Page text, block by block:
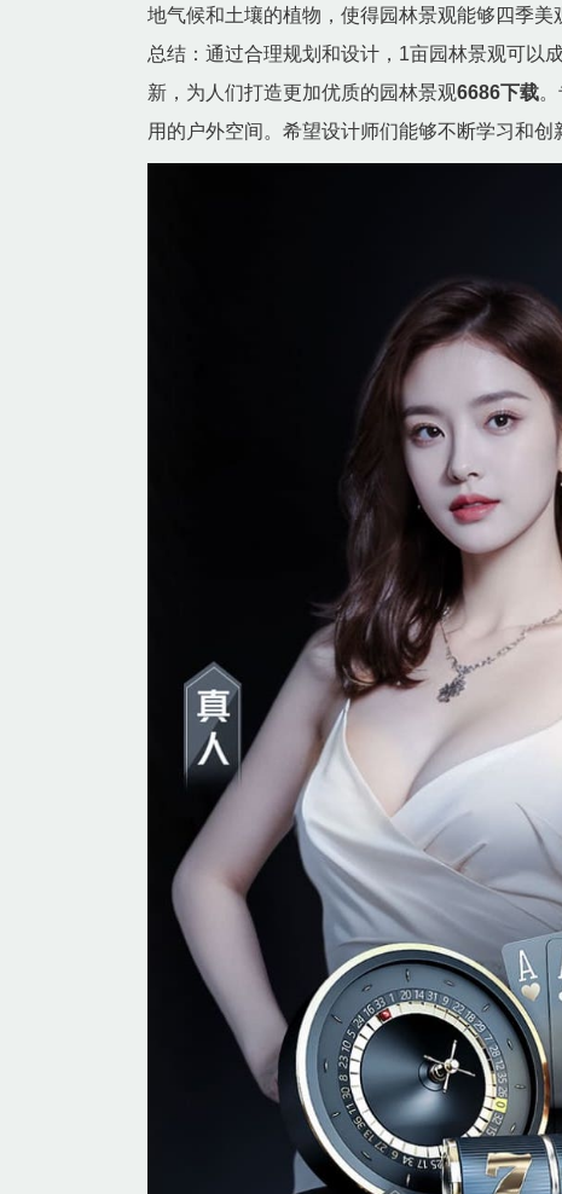
地气候和土壤的植物，使得园林景观能够四季
总结：通过合理规划和设计，1亩园林景观可以
新，为人们打造更加优质的园林景观6686下载
用的户外空间。希望设计师们能够不断学习和创